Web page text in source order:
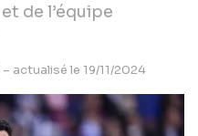
de l’équipe
actualisé le 19/11/2024